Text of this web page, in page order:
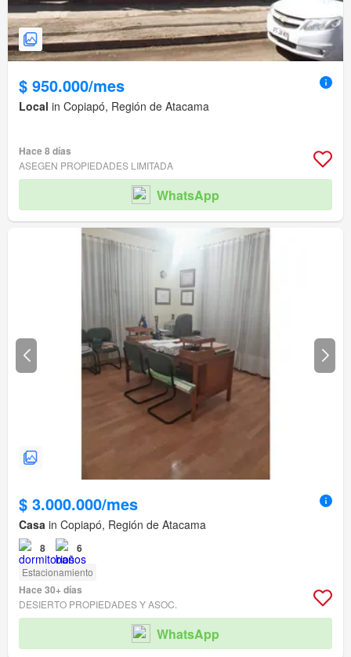
$ 950.000/mes
Local in Copiapó, Región de Atacama
Hace 8 días
ASEGEN PROPIEDADES LIMITADA
WhatsApp
$ 3.000.000/mes
Casa in Copiapó, Región de Atacama
8 6
Estacionamiento
Hace 30+ días
DESIERTO PROPIEDADES Y ASOC.
WhatsApp